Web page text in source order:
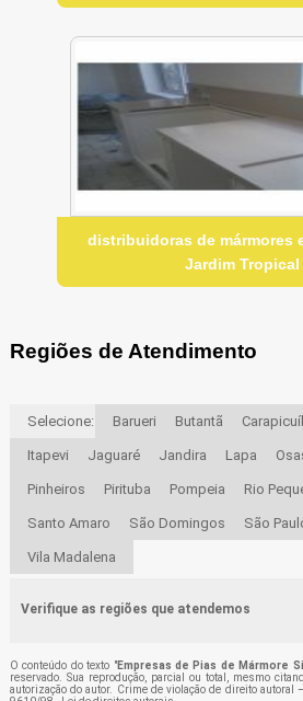
distribuidoras de mármores
Jardim Tropical
Regiões de Atendimento
Selecione: Barueri Butantã
Itapevi Jaguaré Jandira Lapa
Pinheiros Pirituba Pompeia Rio
Santo Amaro São Domingos São
Vila Madalena
Verifique as regiões que atendemos
O conteúdo do texto "Empresas de Pias de Mármore
reservado. Sua reprodução, parcial ou total, mesmo
autorização do autor. Crime de violação de direito autoral